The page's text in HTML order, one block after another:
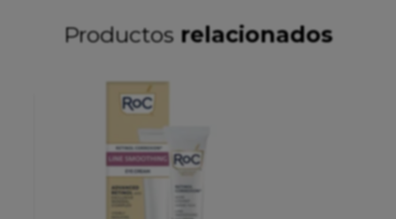
Productos relacionados